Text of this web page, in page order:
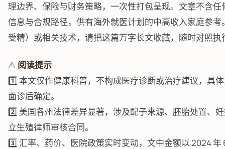
理边界、保险与财务策略，一次性打包呈现。文章不含
信息与合规路径，供有海外就医计划的中高收入家庭参考
受精）或相关技术，请把这篇万字长文收藏，随时对照执
⚠️ 阅读提示
1️⃣ 本文仅作健康科普，不构成医疗诊断或治疗建议，具
面诊后确定。
2️⃣ 美国各州法律差异显著，涉及配子来源、胚胎处置、
立生殖律师审核合同。
3️⃣ 汇率、药价、医院政策实时变动，文中金额以 2024